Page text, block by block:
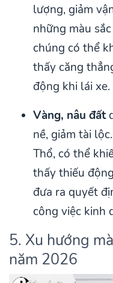
lượng, giảm
những màu
chúng có thể
thấy căng
động khi lái xe.
Vàng, nâu đất
nề, giảm tài
Thổ, có thể
thấy thiếu
đưa ra quyết
công việc kinh
5. Xu hướng
năm 2026